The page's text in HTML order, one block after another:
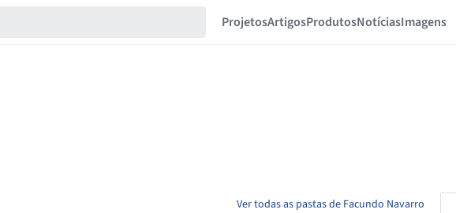
ProjetosArtigosProdutosNotíciasImagens
Ver todas as pastas de Facundo Navarro